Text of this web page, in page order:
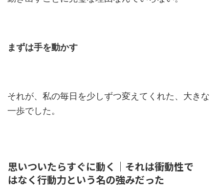
まずは手を動かす
それが、私の毎日を少しずつ変えてくれた、大きな
一歩でした。
思いついたらすぐに動く｜それは衝動性で
はなく行動力という名の強みだった